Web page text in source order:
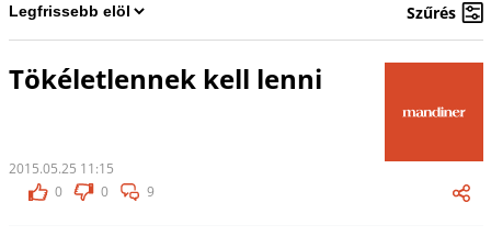
Szűrés
Tökéletlennek kell lenni
2015.05.25 11:15
0
0 9